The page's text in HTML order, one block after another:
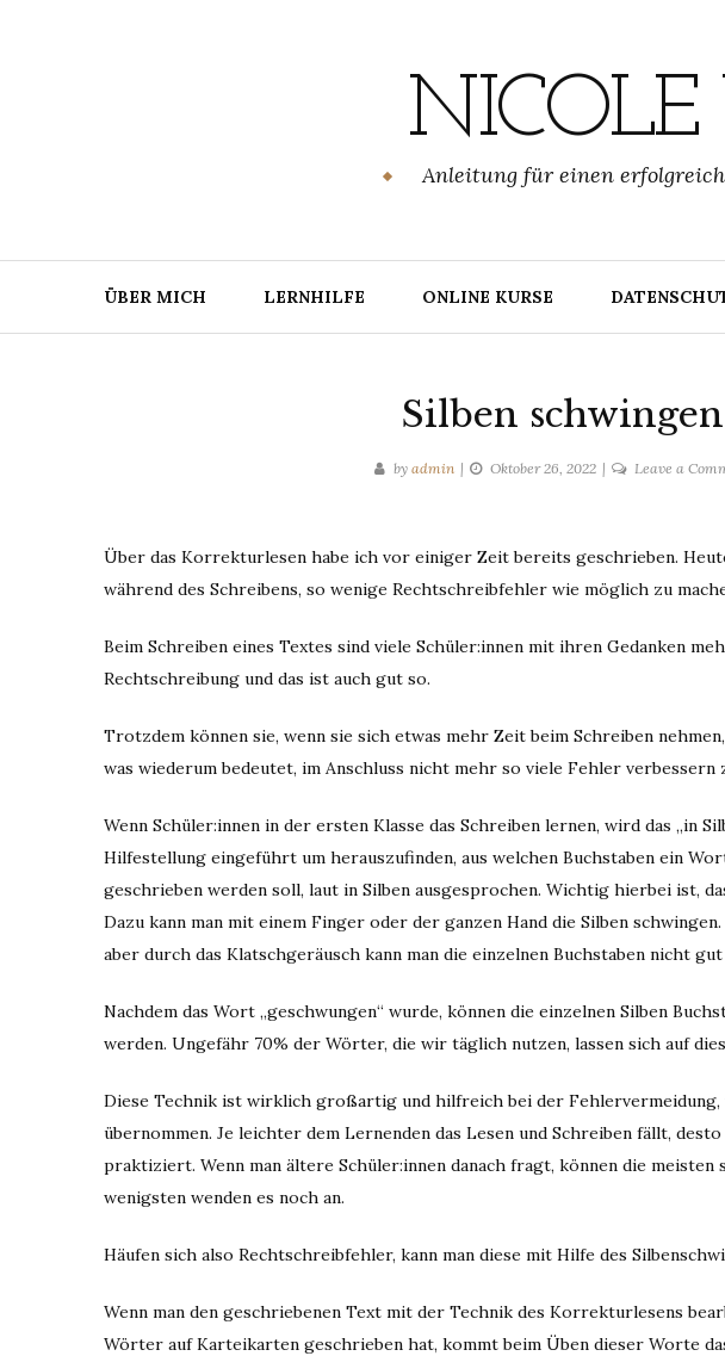
Anleitung für einen
ÜBER MICH LERNHILFE ONLINE KURSE
Silben schwingen
by admin Oktober 26, 2022 Leave a
Über das Korrekturlesen habe ich vor einiger Zeit bereits geschrieben.
während des Schreibens, so wenige Rechtschreibfehler wie möglich zu
Beim Schreiben eines Textes sind viele Schüler:innen mit ihren Gedanken
Rechtschreibung und das ist auch gut so.
Trotzdem können sie, wenn sie sich etwas mehr Zeit beim Schreiben
was wiederum bedeutet, im Anschluss nicht mehr so viele Fehler verbessern
Wenn Schüler:innen in der ersten Klasse das Schreiben lernen, wird das „in
Hilfestellung eingeführt um herauszufinden, aus welchen Buchstaben ein
geschrieben werden soll, laut in Silben ausgesprochen. Wichtig hierbei ist,
Dazu kann man mit einem Finger oder der ganzen Hand die Silben
aber durch das Klatschgeräusch kann man die einzelnen Buchstaben nicht
Nachdem das Wort „geschwungen“ wurde, können die einzelnen Silben
werden. Ungefähr 70% der Wörter, die wir täglich nutzen, lassen sich auf
Diese Technik ist wirklich großartig und hilfreich bei der
übernommen. Je leichter dem Lernenden das Lesen und Schreiben fällt,
praktiziert. Wenn man ältere Schüler:innen danach fragt, können die meisten
wenigsten wenden es noch an.
Häufen sich also Rechtschreibfehler, kann man diese mit Hilfe des
Wenn man den geschriebenen Text mit der Technik des Korrekturlesens
Wörter auf Karteikarten geschrieben hat, kommt beim Üben dieser Worte